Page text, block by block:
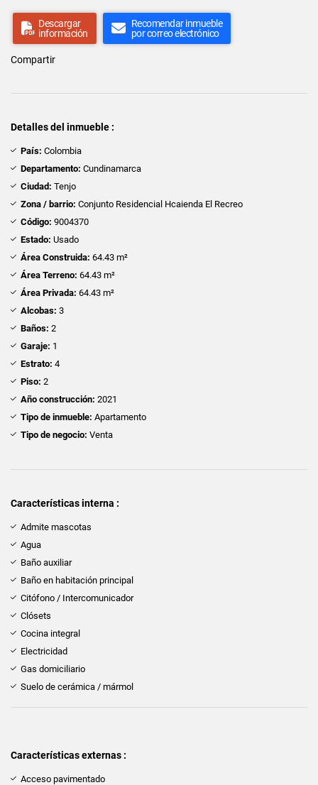
Descargar
información
Recomendar inmueble
por correo electrónico
Compartir
Detalles del inmueble :
País: Colombia
Departamento: Cundinamarca
Ciudad: Tenjo
Zona / barrio: Conjunto Residencial Hcaienda El Recreo
Código: 9004370
Estado: Usado
Área Construida: 64.43 m²
Área Terreno: 64.43 m²
Área Privada: 64.43 m²
Alcobas: 3
Baños: 2
Garaje: 1
Estrato: 4
Piso: 2
Año construcción: 2021
Tipo de inmueble: Apartamento
Tipo de negocio: Venta
Características interna :
Admite mascotas
Agua
Baño auxiliar
Baño en habitación principal
Citófono / Intercomunicador
Clósets
Cocina integral
Electricidad
Gas domiciliario
Suelo de cerámica / mármol
Características externas :
Acceso pavimentado